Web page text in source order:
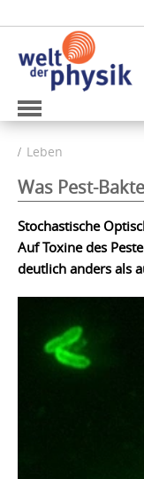
Leben
Was Pest-
Stochastische
Auf Toxine des
deutlich anders als